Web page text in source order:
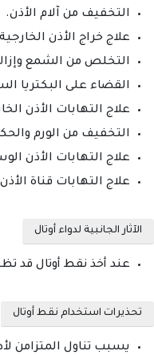
التخفيف من آلام الأذن.
علاج خراج الأذن
التخلص من الشمع
القضاء على البكتريا
علاج التهابات الأذن
التخفيف من الورم
علاج التهابات الأذن
علاج التهابات قناة
الآثار الجانبية لدواء أوتال
عند أخذ نقط أوتال قد
تحذيرات استخدام نقط أوتال
يسبب تناول المتزامن